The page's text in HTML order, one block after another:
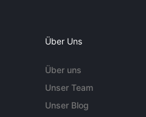
Über Uns
Über uns
Unser Team
Unser Blog